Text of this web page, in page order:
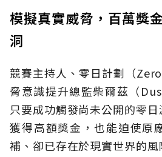
模擬真實威脅，百萬獎
洞
競賽主持人、零日計劃（
脅意識提升總監柴爾茲（
只要成功觸發尚未公開的零
獲得高額獎金，也能迫使原
補、卻已存在於現實世界的風